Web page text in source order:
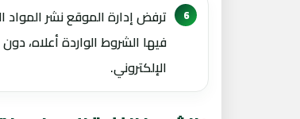
ترفض إدارة الموقع نشر المواد
فيها الشروط الواردة أعلاه، دون
الإلكتروني.